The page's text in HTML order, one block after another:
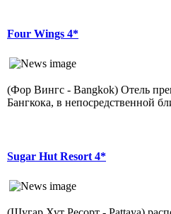
Four Wings 4*
(Фор Вингс - Bangkok) Отель
Бангкока, в непосредственной
Sugar Hut Resort 4*